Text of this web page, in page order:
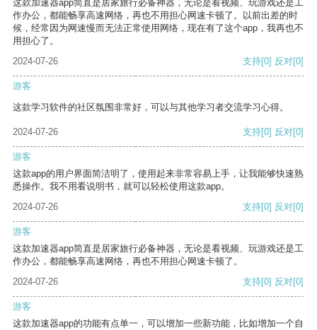
这款加速器app简直是居家旅行必备神器，无论是看视频、玩游戏还是工
作办公，都能畅享高速网络，再也不用担心网速卡顿了。以前出差的时
候，经常因为网速慢而无法正常使用网络，现在有了这个app，我再也不
用担心了。
2024-07-26
支持[0] 反对[0]
游客
这款学习软件的社区氛围非常好，可以与其他学习者交流学习心得。
2024-07-26 支持[0] 反对[0]
游客
这款app的用户界面简洁明了，使用起来非常容易上手，让我能够快速熟
悉操作。我不用看说明书，就可以轻松使用这款app。
2024-07-26
支持[0] 反对[0]
游客
这款加速器app简直是居家旅行必备神器，无论是看视频、玩游戏还是工
作办公，都能畅享高速网络，再也不用担心网速卡顿了。
2024-07-26
支持[0] 反对[0]
游客
这款加速器app的功能有点单一，可以增加一些新功能，比如增加一个自